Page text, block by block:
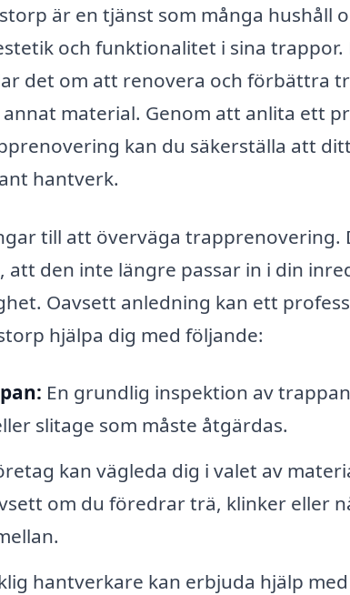
är en tjänst som många hushåll
och funktionalitet i sina trappor.
det om att renovera och förbättra
material. Genom att anlita ett
kan du säkerställa att
hantverk.
till att överväga trapprenovering.
den inte längre passar in i din
Oavsett anledning kan ett
hjälpa dig med följande:
En grundlig inspektion av
slitage som måste åtgärdas.
kan vägleda dig i valet av
om du föredrar trä, klinker eller
hantverkare kan erbjuda hjälp